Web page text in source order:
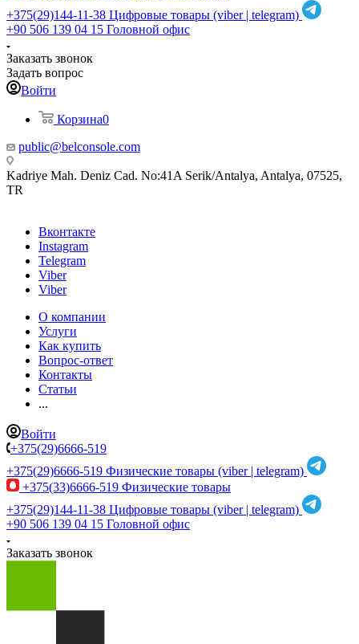
+375(29)144-11-38 Цифровые товары (viber | telegram)
+90 506 139 04 15 Головной офис
Заказать звонок
Задать вопрос
Войти
Корзина0
public@belconsole.com
Kadriye Mah. Deniz Cad. No:41A Serik/Antalya, Antalya, 07525,
TR
Вконтакте
Instagram
Telegram
Viber
Viber
О компании
Услуги
Как купить
Вопрос-ответ
Контакты
Статьи
...
Войти
+375(29)6666-519
+375(29)6666-519 Физические товары (viber | telegram)
+375(33)6666-519 Физические товары
+375(29)144-11-38 Цифровые товары (viber | telegram)
+90 506 139 04 15 Головной офис
Заказать звонок